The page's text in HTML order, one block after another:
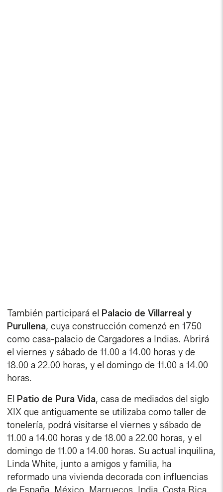
También participará el Palacio de Villarreal y
Purullena, cuya construcción comenzó en 1750
como casa-palacio de Cargadores a Indias. Abrirá
el viernes y sábado de 11.00 a 14.00 horas y de
18.00 a 22.00 horas, y el domingo de 11.00 a 14.00
horas.
El Patio de Pura Vida, casa de mediados del siglo
XIX que antiguamente se utilizaba como taller de
tonelería, podrá visitarse el viernes y sábado de
11.00 a 14.00 horas y de 18.00 a 22.00 horas, y el
domingo de 11.00 a 14.00 horas. Su actual inquilina,
Linda White, junto a amigos y familia, ha
reformado una vivienda decorada con influencias